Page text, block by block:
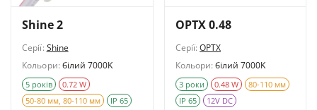
Shine 2
Серії: Shine
Кольори: білий 7000K
5 років
0.72 W
50-80 мм, 80-110 мм
IP 65
OPTX 0.48
Серії: OPTX
Кольори: білий 7000K
3 роки 0.48 W
80-110 мм
IP 65
12V DC